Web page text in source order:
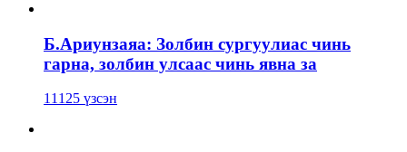
Б.Ариунзаяа: Золбин сургуулиас чинь
гарна, золбин улсаас чинь явна за
11125 үзсэн